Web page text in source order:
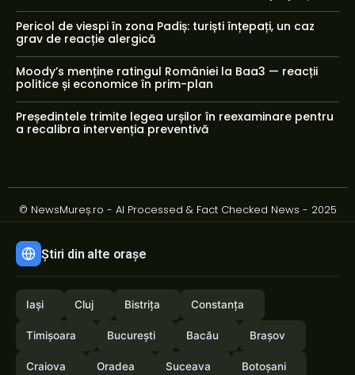
Pericol de viespi în zona Padiș: turiști înțepați, un caz
grav de reacție alergică
Moody’s menține ratingul României la Baa3 — reacții
politice și economice în prim-plan
Președintele trimite legea urșilor în reexaminare pentru
a recalibra intervenția preventivă
© NewsMureș.ro - AI Processed & Fact Checked News - 2025
Știri din alte orașe
Iași Cluj Bistrița Constanța
Timișoara București Bacău Brașov
Craiova Oradea Suceava Botoșani